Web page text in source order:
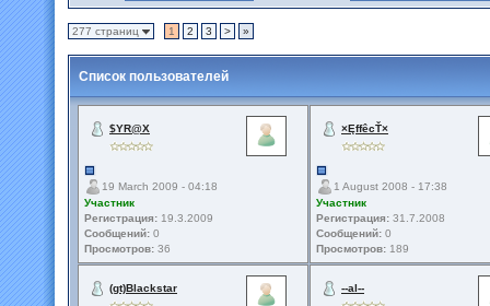
277 страниц 1 2 3 > »
Список пользователей
$YR@X
19 March 2009 - 04:18
Участник
Регистрация: 19.3.2009
Сообщений: 0
Просмотров: 36
×ĘffêcŤ×
1 August 2008 - 17:38
Участник
Регистрация: 31.7.2008
Сообщений: 0
Просмотров: 189
(gt)Blackstar --al--